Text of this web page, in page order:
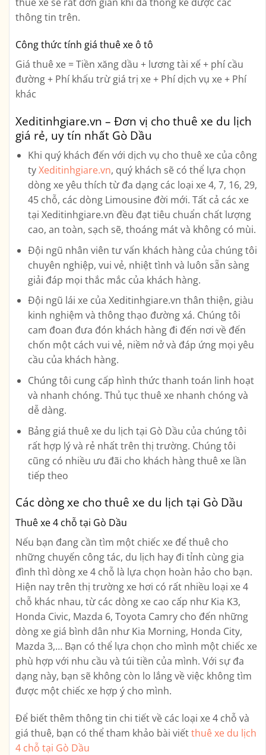
thông tin trên.
Công thức tính giá thuê xe ô tô
Giá thuê xe = Tiền xăng dầu + lương tài xế + phí cầu
đường + Phí khấu trừ giá trị xe + Phí dịch vụ xe + Phí
khác
Xeditinhgiare.vn – Đơn vị cho thuê xe du lịch
giá rẻ, uy tín nhất Gò Dầu
Khi quý khách đến với dịch vụ cho thuê xe của công
tyXeditinhgiare.vn, quý khách sẽ có thể lựa chọn
dòng xe yêu thích từ đa dạng các loại xe4, 7, 16, 29,
45 chỗ, các dòng Limousine đời mới. Tất cả các xe
tại Xeditinhgiare.vn đều đạt tiêu chuẩn chất lượng
cao, an toàn, sạch sẽ, thoáng mát và không có mùi.
Đội ngũ nhân viên tư vấn khách hàng của chúng tôi
chuyên nghiệp, vui vẻ, nhiệt tình và luôn sẵn sàng
giải đáp mọi thắc mắc của khách hàng.
Đội ngũ lái xe của Xeditinhgiare.vn thân thiện, giàu
kinh nghiệm và thông thạo đường xá. Chúng tôi
cam đoan đưa đón khách hàng đi đến nơi về đến
chốn một cách vui vẻ, niềm nở và đáp ứng mọi yêu
cầu của khách hàng.
Chúng tôi cung cấp hình thức thanh toán linh hoạt
và nhanh chóng. Thủ tục thuê xe nhanh chóng và
dễ dàng.
Bảng giá thuê xe du lịch tại Gò Dầu của chúng tôi
rất hợp lý và rẻ nhất trên thị trường. Chúng tôi
cũng có nhiều ưu đãi cho khách hàng thuê xe lần
tiếp theo
Các dòng xe cho thuê xe du lịch tại Gò Dầu
Thuê xe 4 chỗ tại Gò Dầu
Nếu bạn đang cần tìm một chiếc xe để thuê cho
những chuyến công tác, du lịch hay đi tỉnh cùng gia
đình thì dòng xe 4 chỗ là lựa chọn hoàn hảo cho bạn.
Hiện nay trên thị trường xe hơi có rất nhiều loại xe 4
chỗ khác nhau, từ các dòng xe cao cấp như Kia K3,
Honda Civic, Mazda 6, Toyota Camry cho đến những
dòng xe giá bình dân như Kia Morning, Honda City,
Mazda 3,… Bạn có thể lựa chọn cho mình một chiếc xe
phù hợp với nhu cầu và túi tiền của mình. Với sự đa
dạng này, bạn sẽ không còn lo lắng về việc không tìm
được một chiếc xe hợp ý cho mình.
Để biết thêm thông tin chi tiết về các loại xe 4 chỗ và
giá thuê, bạn có thể tham khảo bài viếtthuê xe du lịch
4 chỗ tại Gò Dầu